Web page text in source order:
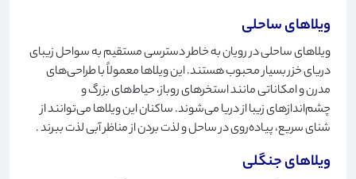
ویلاهای ساحلی
ویلاهای ساحلی در رویان به خاطر دسترسی مستقیم به سواحل زیبای
دریای خزر بسیار محبوب هستند. این ویلاها معمولاً با طراحی‌های
مدرن و امکاناتی مانند استخرهای روباز، حیاط‌های بزرگ و
چشم‌اندازهای زیبا از دریا می‌شوند. ساکنان این ویلاها می‌توانند از
شنای سریع، پیاده‌روی در ساحل و لذت بردن از مناظر آبی لذت ببرند.
ویلاهای جنگلی